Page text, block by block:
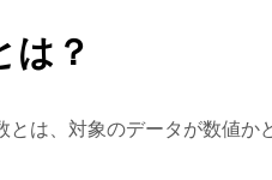
は？
とは、対象のデータが数値か